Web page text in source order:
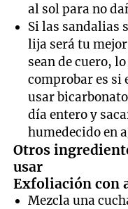
al sol para no
Si las sandalias
lija será tu mejor
sean de cuero,
comprobar es si
usar
día entero y
humedecido en
Otros
usar
Exfoliación con
Mezcla una